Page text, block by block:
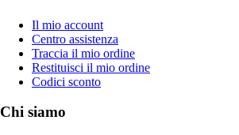
Il mio account
Centro assistenza
Traccia il mio ordine
Restituisci il mio ordine
Codici sconto
Chi siamo